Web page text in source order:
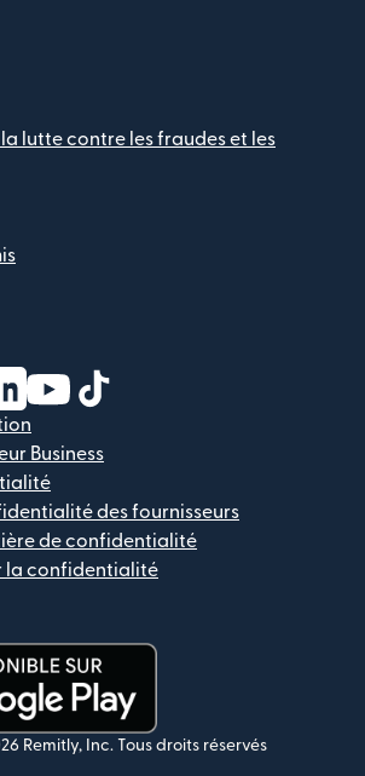
la lutte contre les fraudes et les
une nouvelle fenêtre)
dans une nouvelle fenêtre)
dans une nouvelle fenêtre)
(s'ouvre dans une nouvelle fenêtre)
(s'ouvre dans une nouvelle
Business
des fournisseurs
de confidentialité
la confidentialité
nouvelle fenêtre)
Remitly, Inc. Tous droits réservés